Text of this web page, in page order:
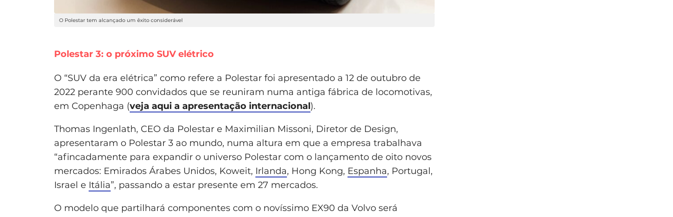
O Polestar tem alcançado um êxito considerável
Polestar 3: o próximo SUV elétrico
O “SUV da era elétrica” como refere a Polestar foi apresentado a 12 de outubro de
2022 perante 900 convidados que se reuniram numa antiga fábrica de locomotivas,
em Copenhaga (veja aqui a apresentação internacional).
Thomas Ingenlath, CEO da Polestar e Maximilian Missoni, Diretor de Design,
apresentaram o Polestar 3 ao mundo, numa altura em que a empresa trabalhava
“afincadamente para expandir o universo Polestar com o lançamento de oito novos
mercados: Emirados Árabes Unidos, Koweit, Irlanda, Hong Kong, Espanha, Portugal,
Israel e Itália”, passando a estar presente em 27 mercados.
O modelo que partilhará componentes com o novíssimo EX90 da Volvo será